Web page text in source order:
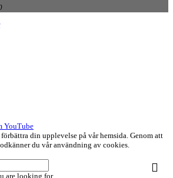
YouTube
din upplevelse på vår hemsida. Genom att
du vår användning av cookies.
are looking for.